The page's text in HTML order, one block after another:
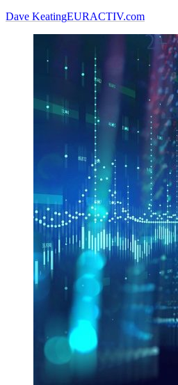
Dave KeatingEURACTIV.com